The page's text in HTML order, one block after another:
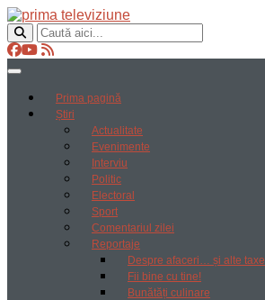
Prima pagină
Știri
Actualitate
Evenimente
Interviu
Politic
Electoral
Sport
Comentariul zilei
Reportaje
Despre afaceri… și alte taxe
Fii bine cu tine!
Bunătăți culinare